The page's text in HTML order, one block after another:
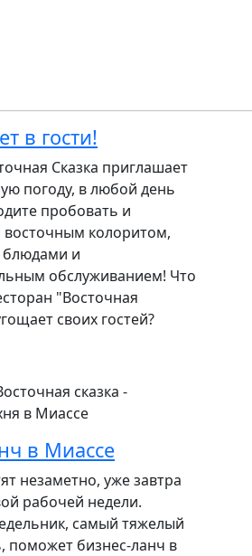
в гости!
Сказка приглашает
погоду, в любой день
пробовать и
восточным колоритом,
и
обслуживанием! Что
"Восточная
своих гостей?
в Миассе
незаметно, уже завтра
рабочей недели.
самый тяжелый
поможет бизнес-ланч в